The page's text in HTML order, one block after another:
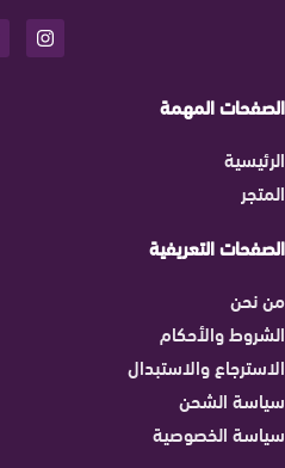
الصفحات المهمة
الرئيسية
المتجر
الصفحات التعريفية
من نحن
الشروط والأحكام
الاسترجاع والاستبدال
سياسة الشحن
سياسة الخصوصية